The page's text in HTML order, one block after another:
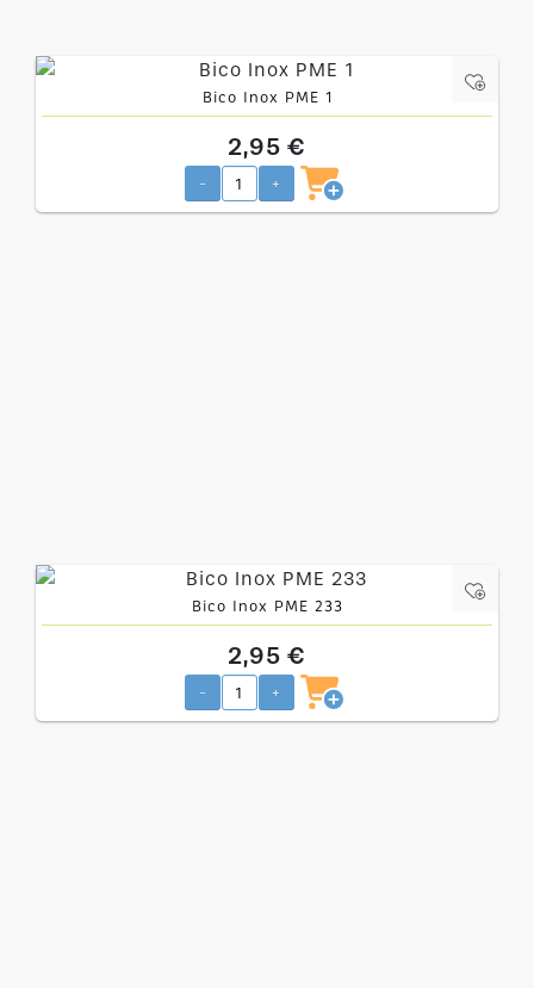
Bico Inox PME 1
2,95 €
- +
Bico Inox PME 233
2,95 €
- +